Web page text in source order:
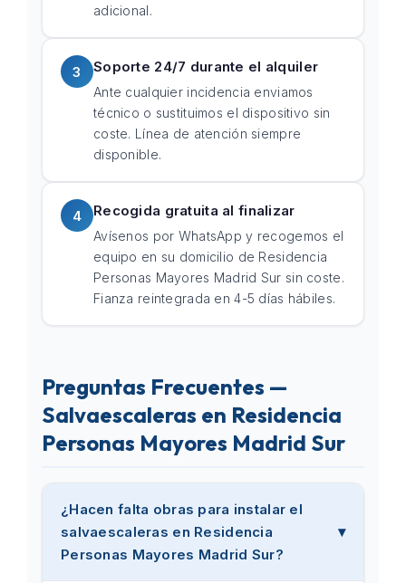
adicional.
3 Soporte 24/7 durante el alquiler
Ante cualquier incidencia enviamos
técnico o sustituimos el dispositivo sin
coste. Línea de atención siempre
disponible.
4 Recogida gratuita al finalizar
Avísenos por WhatsApp y recogemos el
equipo en su domicilio de Residencia
Personas Mayores Madrid Sur sin coste.
Fianza reintegrada en 4-5 días hábiles.
Preguntas Frecuentes —
Salvaescaleras en Residencia
Personas Mayores Madrid Sur
¿Hacen falta obras para instalar el
salvaescaleras en Residencia
Personas Mayores Madrid Sur?